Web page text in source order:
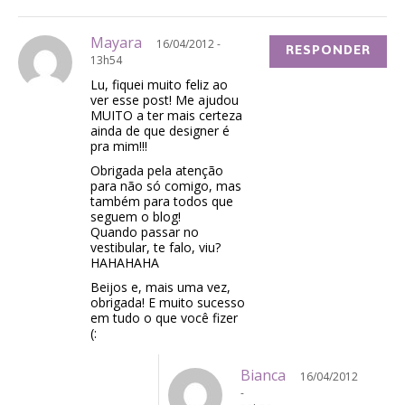
Mayara
16/04/2012 -
13h54
Lu, fiquei muito feliz ao
ver esse post! Me ajudou
MUITO a ter mais certeza
ainda de que designer é
pra mim!!!
Obrigada pela atenção
para não só comigo, mas
também para todos que
seguem o blog!
Quando passar no
vestibular, te falo, viu?
HAHAHAHA
Beijos e, mais uma vez,
obrigada! E muito sucesso
em tudo o que você fizer
(:
RESPONDER
Bianca
16/04/2012
-